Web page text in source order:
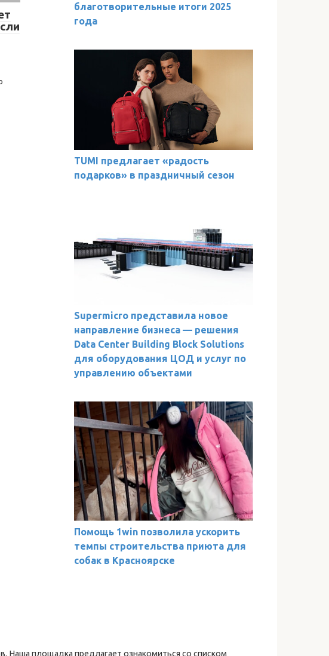
благотворительные итоги 2025
года
TUMI предлагает «радость
подарков» в праздничный сезон
Supermicro представила новое
направление бизнеса — решения
Data Center Building Block Solutions
для оборудования ЦОД и услуг по
управлению объектами
Помощь 1win позволила ускорить
темпы строительства приюта для
собак в Красноярске
Наша площадка предлагает ознакомиться со списком